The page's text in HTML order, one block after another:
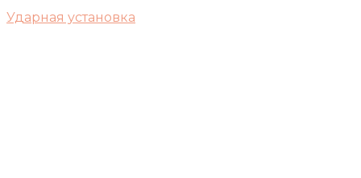
Ударная установка